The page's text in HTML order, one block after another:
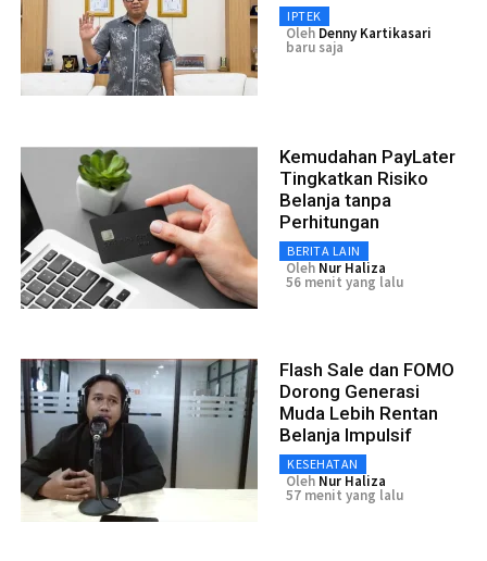
IPTEK
Oleh Denny Kartikasari
baru saja
Kemudahan PayLater
Tingkatkan Risiko
Belanja tanpa
Perhitungan
BERITA LAIN
Oleh Nur Haliza
56 menit yang lalu
Flash Sale dan FOMO
Dorong Generasi
Muda Lebih Rentan
Belanja Impulsif
KESEHATAN
Oleh Nur Haliza
57 menit yang lalu